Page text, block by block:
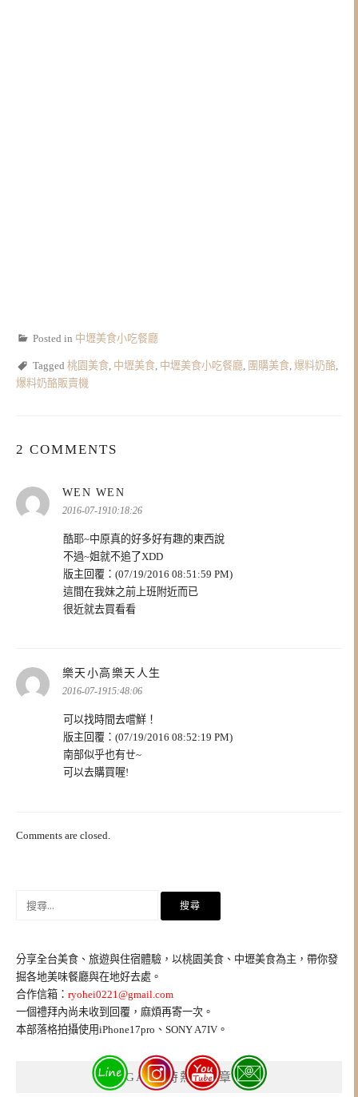
Posted in 中壢美食小吃餐廳
Tagged 桃園美食, 中壢美食, 中壢美食小吃餐廳, 團購美食, 爆料奶酪,
爆料奶酪販賣機
2 COMMENTS
WEN WEN
示:
2016-07-1910:18:26
酷耶~中原真的好多好有趣的東西說
不過~姐就不追了XDD
版主回覆：(07/19/2016 08:51:59 PM)
這間在我妹之前上班附近而已
很近就去買看看
樂天小高樂天人生
2016-07-1915:48:06
可以找時間去嚐鮮！
版主回覆：(07/19/2016 08:52:19 PM)
南部似乎也有ㄝ~
可以去購買喔!
Comments are closed.
字:
分享全台美食、旅遊與住宿體驗，以桃園美食、中壢美食為主，帶你發
掘各地美味餐廳與在地好去處。
合作信箱： ryohei0221@gmail.com
一個禮拜內尚未收到回覆，麻煩再寄一次。
本部落格拍攝使用iPhone17pro、SONY A7IV。
GA4即時熱門文章